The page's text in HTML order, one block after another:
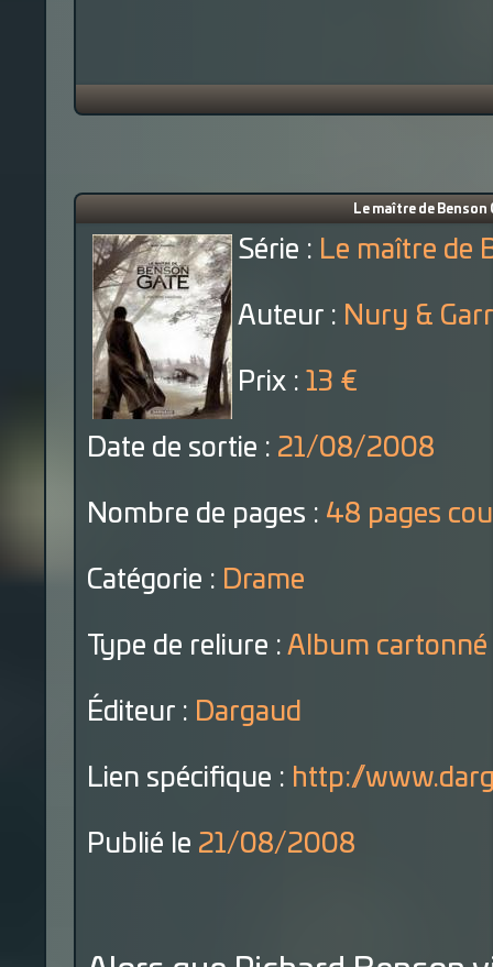
Le maître de
Série : Le maître de
Auteur : Nury &
Prix : 13 €
Date de sortie : 21/08/2008
Nombre de pages : 48 pages
Catégorie : Drame
Type de reliure : Album cartonné
Éditeur : Dargaud
Lien spécifique : http://
Publié le 21/08/2008